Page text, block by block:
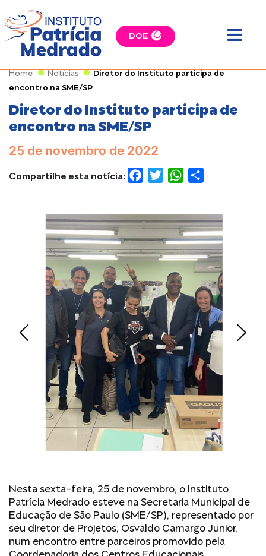
DOE
Home Notícias
Diretor do Instituto participa de
encontro na SME/SP
Diretor do Instituto participa de
encontro na SME/SP
25 de novembro de 2022
Compartilhe esta notícia: FACEBOOK
TWITTERWHATSAPP
Nesta sexta-feira, 25 de novembro, o Instituto
Patrícia Medrado esteve na Secretaria Municipal de
Educação de São Paulo (SME/SP), representado por
seu diretor de Projetos, Osvaldo Camargo Junior,
num encontro entre parceiros promovido pela
Coordenadoria dos Centros Educacionais